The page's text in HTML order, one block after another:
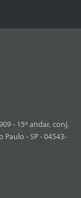
- 15º andar, conj.
Paulo - SP - 04543-